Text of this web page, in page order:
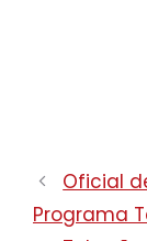
Oficial
Programa